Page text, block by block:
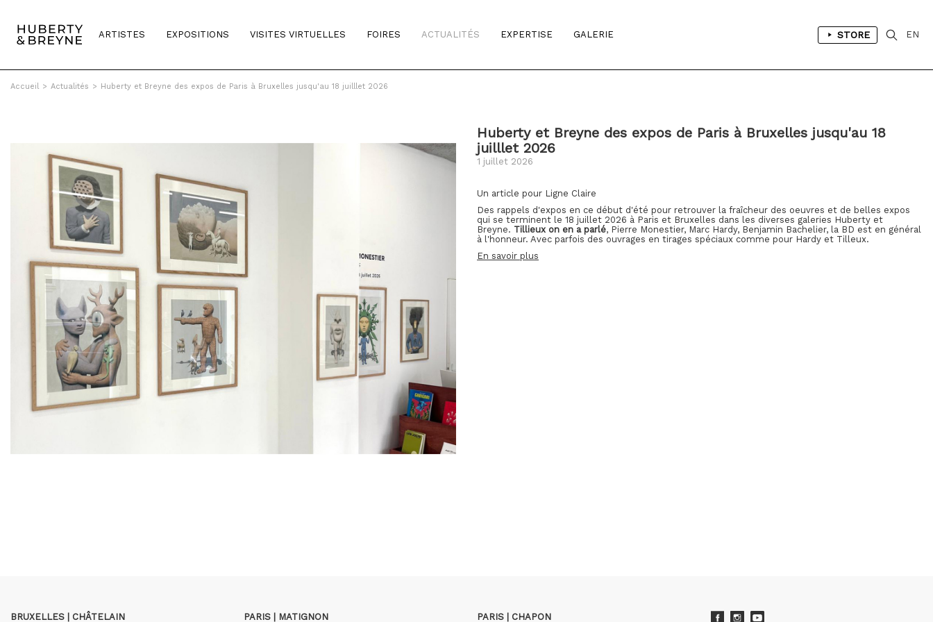
ARTISTES EXPOSITIONS VISITES VIRTUELLES FOIRES ACTUALITÉS EXPERTISE GALERIE STORE EN
Accueil > Actualités > Huberty et Breyne des expos de Paris à Bruxelles jusqu'au 18 juilllet 2026
Huberty et Breyne des expos de Paris à Bruxelles jusqu'au 18
juilllet 2026
1 juillet 2026
Un article pour Ligne Claire
Des rappels d'expos en ce début d'été pour retrouver la fraîcheur des oeuvres et de belles expos
qui se terminent le 18 juillet 2026 à Paris et Bruxelles dans les diverses galeries Huberty et
Breyne. Tillieux on en a parlé, Pierre Monestier, Marc Hardy, Benjamin Bachelier, la BD est en général
à l'honneur. Avec parfois des ouvrages en tirages spéciaux comme pour Hardy et Tilleux.
En savoir plus
BRUXELLES | CHÂTELAIN PARIS | MATIGNON PARIS | CHAPON